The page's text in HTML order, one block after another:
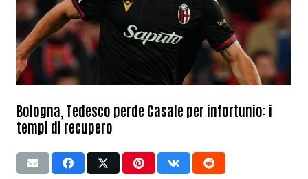
Bologna, Tedesco perde Casale per infortunio: i
tempi di recupero